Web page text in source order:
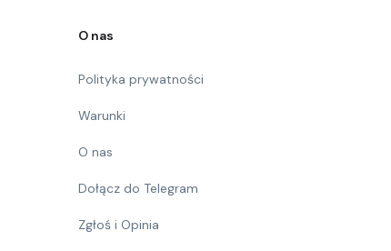
O nas
Polityka prywatności
Warunki
O nas
Dołącz do Telegram
Zgłoś i Opinia